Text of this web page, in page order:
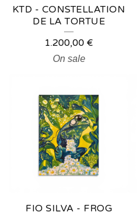
KTD - CONSTELLATION
DE LA TORTUE
1.200,00 €
On sale
FIO SILVA - FROG